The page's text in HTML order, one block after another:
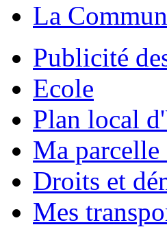
La
Publicité
Ecole
Plan local
Ma
Droits et
Mes